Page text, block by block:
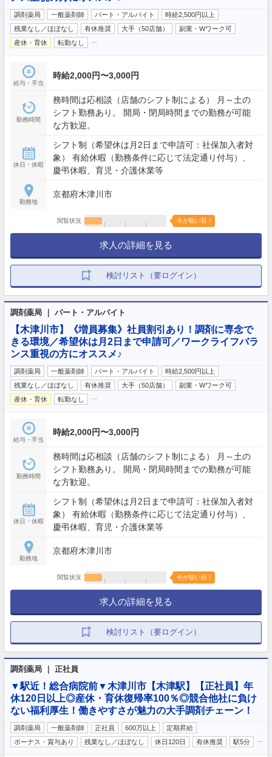
調剤薬局 一般薬剤師 パート・アルバイト
時給2,500円以上
残業なし／ほぼなし
有休推奨 大手（50店舗）
副業・Wワーク可
産休・育休
転勤なし
給与・手当
時給2,000円〜3,000円
勤務時間
務時間は応相談（店舗のシフト制による） 月～土の
シフト勤務あり。 開局・閉局時間までの勤務が可能
な方歓迎。
休日・休暇
シフト制（希望休は月2日まで申請可：社保加入者対
象） 有給休暇（勤務条件に応じて法定通り付与）、
慶弔休暇、育児・介護休業等
勤務地
京都府木津川市
閲覧状況 今が狙い目！
求人の詳細を見る
検討リスト（要ログイン）
調剤薬局 ｜ パート・アルバイト
【木津川市】《増員募集》社員割引あり！調剤に専念で
きる環境／希望休は月2日まで申請可／ワークライフバラ
ンス重視の方にオススメ♪
調剤薬局 一般薬剤師 パート・アルバイト
時給2,500円以上
残業なし／ほぼなし
有休推奨 大手（50店舗）
副業・Wワーク可
産休・育休
転勤なし
給与・手当
時給2,000円〜3,000円
勤務時間
務時間は応相談（店舗のシフト制による） 月～土の
シフト勤務あり。 開局・閉局時間までの勤務が可能
な方歓迎。
休日・休暇
シフト制（希望休は月2日まで申請可：社保加入者対
象） 有給休暇（勤務条件に応じて法定通り付与）、
慶弔休暇、育児・介護休業等
勤務地
京都府木津川市
閲覧状況 今が狙い目！
求人の詳細を見る
検討リスト（要ログイン）
調剤薬局 ｜ 正社員
▼駅近！総合病院前▼木津川市【木津駅】【正社員】年
休120日以上◎産休・育休復帰率100％◎競合他社に負け
ない福利厚生！働きやすさが魅力の大手調剤チェーン！
調剤薬局 一般薬剤師 正社員 600万以上
定期昇給
ボーナス・賞与あり
残業なし／ほぼなし 休日120日 有休推奨 駅5分